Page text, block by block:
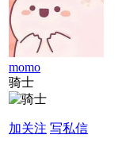
momo
骑士
加关注 写私信